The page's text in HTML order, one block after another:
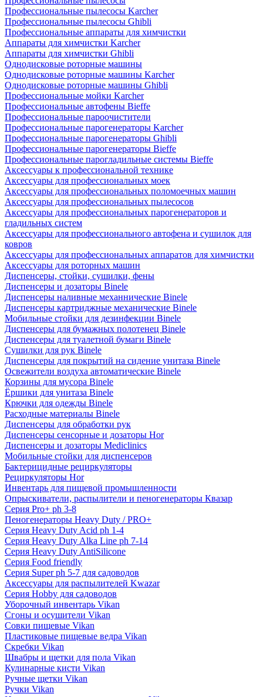
Профессиональные пылесосы Karcher
Профессиональные пылесосы Ghibli
Профессиональные аппараты для химчистки
Аппараты для химчистки Karcher
Аппараты для химчистки Ghibli
Однодисковые роторные машины
Однодисковые роторные машины Karcher
Однодисковые роторные машины Ghibli
Профессиональные мойки Karcher
Профессиональные автофены Bieffe
Профессиональные пароочистители
Профессиональные парогенераторы Karcher
Профессиональные парогенераторы Ghibli
Профессиональные парогенераторы Bieffe
Профессиональные парогладильные системы Bieffe
Аксессуары к профессиональной технике
Аксессуары для профессиональных моек
Аксессуары для профессиональных поломоечных машин
Аксессуары для профессиональных пылесосов
Аксессуары для профессиональных парогенераторов и
гладильных систем
Аксессуары для профессионального автофена и сушилок для
ковров
Аксессуары для профессиональных аппаратов для химчистки
Аксессуары для роторных машин
Диспенсеры, стойки, сушилки, фены
Диспенсеры и дозаторы Binele
Диспенсеры наливные механнические Binele
Диспенсеры картриджные механические Binele
Мобильные стойки для дезинфекции Binele
Диспенсеры для бумажных полотенец Binele
Диспенсеры для туалетной бумаги Binele
Сушилки для рук Binele
Диспенсеры для покрытий на сидение унитаза Binele
Освежители воздуха автоматические Binele
Корзины для мусора Binele
Ёршики для унитаза Binele
Крючки для одежды Binele
Расходные материалы Binele
Диспенсеры для обработки рук
Диспенсеры сенсорные и дозаторы Hor
Диспенсеры и дозаторы Mediclinics
Мобильные стойки для диспенсеров
Бактерицидные рециркуляторы
Рециркуляторы Hor
Инвентарь для пищевой промышленности
Опрыскиватели, распылители и пеногенераторы Квазар
Серия Pro+ ph 3-8
Пеногенераторы Heavy Duty / PRO+
Серия Heavy Duty Acid ph 1-4
Серия Heavy Duty Alka Line ph 7-14
Серия Heavy Duty AntiSilicone
Серия Food friendly
Серия Super ph 5-7 для садоводов
Аксессуары для распылителей Kwazar
Серия Hobby для садоводов
Уборочный инвентарь Vikan
Сгоны и осушители Vikan
Совки пищевые Vikan
Пластиковые пищевые ведра Vikan
Скребки Vikan
Швабры и щетки для пола Vikan
Кулинарные кисти Vikan
Ручные щетки Vikan
Ручки Vikan